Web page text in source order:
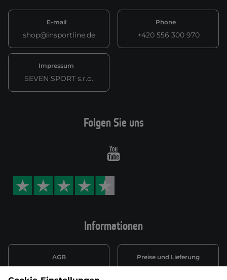
E-mail
shop@insportline.de
Phone
+420 556 300 970
Impressum
SEVEN SPORT s.r.o.
Informationen
AGB Preise und Lieferung
Folgen Sie uns
Youtube